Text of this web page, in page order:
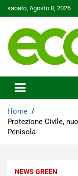
to
sabato, Agosto 8, 2026
Ecoo.it
Home
Protezione Civile,
Penisola
NEWS GREEN